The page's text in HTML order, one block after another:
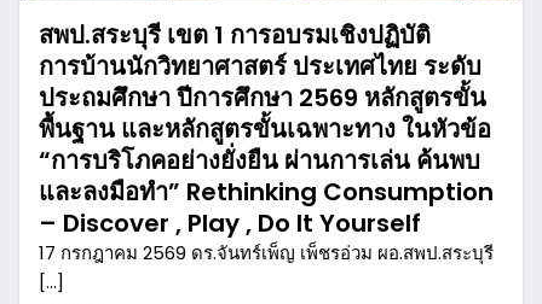
สพป.สระบุรี เขต 1 การอบรมเชิงปฏิบัติ
การบ้านนักวิทยาศาสตร์ ประเทศไทย ระดับ
ประถมศึกษา ปีการศึกษา 2569 หลักสูตรขั้น
พื้นฐาน และหลักสูตรขั้นเฉพาะทาง ในหัวข้อ
“การบริโภคอย่างยั่งยืน ผ่านการเล่น ค้นพบ
และลงมือทำ” Rethinking Consumption
– Discover , Play , Do It Yourself
17 กรกฎาคม 2569 ดร.จันทร์เพ็ญ เพ็ชรอ่วม ผอ.สพป.สระบุรี
[…]